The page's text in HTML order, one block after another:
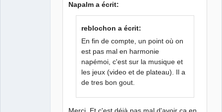
Napalm a écrit:
reblochon a écrit:
En fin de compte, un point où on
est pas mal en harmonie
napémoi, c'est sur la musique et
les jeux (video et de plateau). Il a
de tres bon gout.
Merci. Et c'est déjà pas mal d'avoir ça en